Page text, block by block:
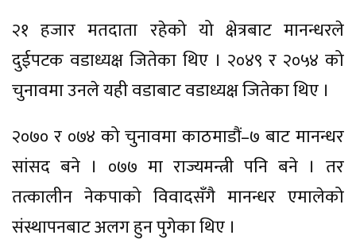
२१ हजार मतदाता रहेको यो क्षेत्रबाट मानन्धरले
दुईपटक वडाध्यक्ष जितेका थिए । २०४९ र २०५४ को
चुनावमा उनले यही वडाबाट वडाध्यक्ष जितेका थिए ।
२०७० र ०७४ को चुनावमा काठमाडौं–७ बाट मानन्धर
सांसद बने । ०७७ मा राज्यमन्त्री पनि बने । तर
तत्कालीन नेकपाको विवादसँगै मानन्धर एमालेको
संस्थापनबाट अलग हुन पुगेका थिए ।